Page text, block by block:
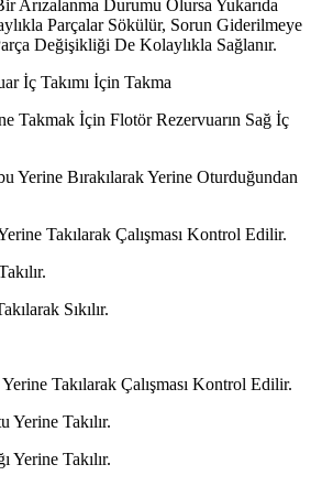
Arızalanma Durumu Olursa Yukarıda
Parçalar Sökülür, Sorun Giderilmeye
Değişikliği De Kolaylıkla Sağlanır.
İç Takımı İçin Takma
Takmak İçin Flotör Rezervuarın Sağ İç
Yerine Bırakılarak Yerine Oturduğundan
Takılarak Çalışması Kontrol Edilir.
Sıkılır.
Takılarak Çalışması Kontrol Edilir.
Yerine Takılır.
Yerine Takılır.